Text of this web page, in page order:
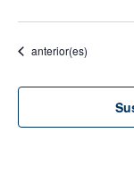
Eventos
anterior(es)